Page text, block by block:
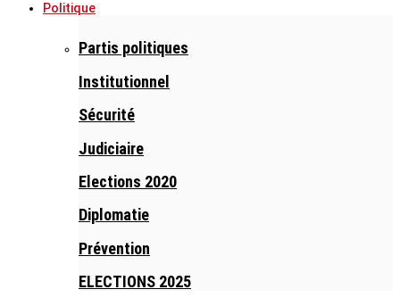
Politique
Partis politiques
Institutionnel
Sécurité
Judiciaire
Elections 2020
Diplomatie
Prévention
ELECTIONS 2025